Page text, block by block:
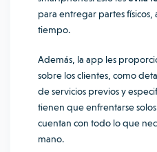
para entregar partes
tiempo.
Además, la app les
sobre los clientes, como
de servicios previos y
tienen que enfrentarse
cuentan con todo lo que
mano.